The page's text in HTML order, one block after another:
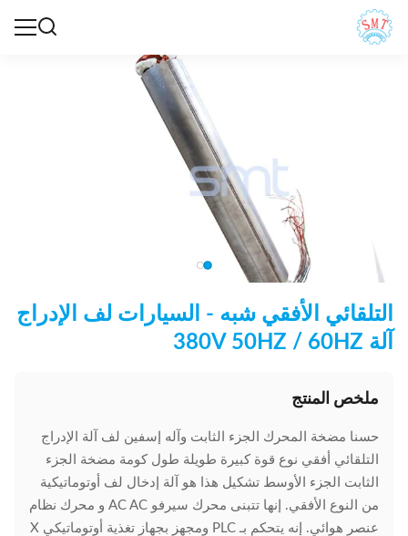
التلقائي الأفقي شبه - السيارات لف الإدراج
آلة 380V 50HZ / 60HZ
ملخص المنتج
حسنا مضخة المحرك الجزء الثابت وآله إسفين لف آلة الإدراج
التلقائي أفقي نوع قوة كبيرة طويلة طول كومة مضخة الجزء
الثابت الجزء الأوسط تشكيل هذا هو آلة إدخال لف أوتوماتيكية
من النوع الأفقي. إنها تتبنى محرك سيرفو AC AC و محرك نظام
عنصر هوائي. إنه يتحكم بـ PLC ومجهز بجهاز تغذية أوتوماتيكي X